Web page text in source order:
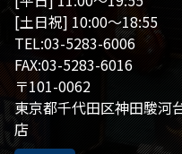
[土日祝] 10:00～18:55
TEL:03-5283-6006
FAX:03-5283-6016
〒101-0062
東京都千代田区神田駿河
店